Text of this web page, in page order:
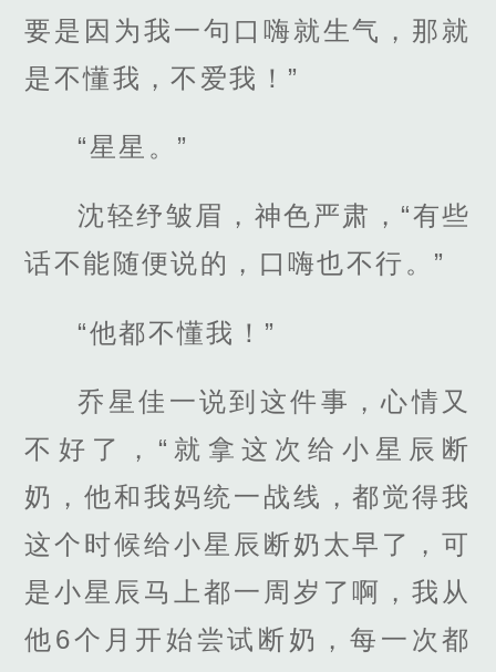
要是因为我一句口嗨就生气，那就
是不懂我，不爱我！”
“星星。”
沈轻纾皱眉，神色严肃，“有些
话不能随便说的，口嗨也不行。”
“他都不懂我！”
乔星佳一说到这件事，心情又
不好了，“就拿这次给小星辰断
奶，他和我妈统一战线，都觉得我
这个时候给小星辰断奶太早了，可
是小星辰马上都一周岁了啊，我从
他6个月开始尝试断奶，每一次都